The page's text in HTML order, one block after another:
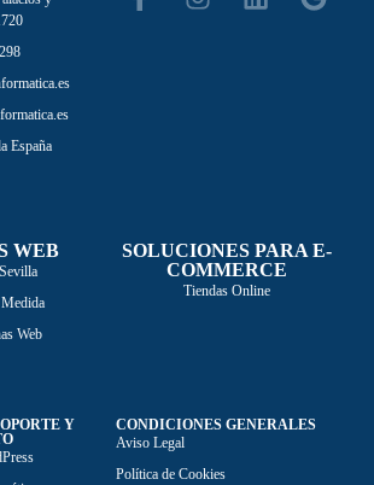
España
WEB
Web
SOLUCIONES PARA E-
COMMERCE
Tiendas Online
Y
CONDICIONES GENERALES
Aviso Legal
Política de Cookies